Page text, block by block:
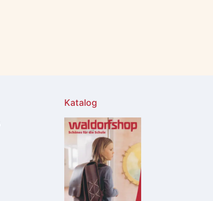
Katalog